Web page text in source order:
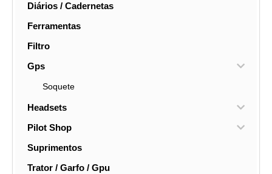
Diários / Cadernetas
Ferramentas
Filtro
Gps
Soquete
Headsets
Pilot Shop
Suprimentos
Trator / Garfo / Gpu